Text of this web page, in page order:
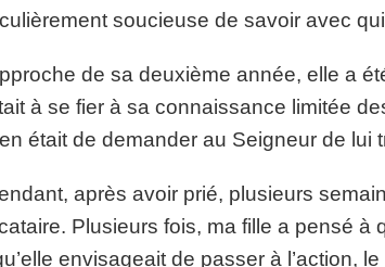
soucieuse de savoir avec
de sa deuxième année, elle a
à se fier à sa connaissance limitée
était de demander au Seigneur de lui
après avoir prié, plusieurs
Plusieurs fois, ma fille a pensé à
envisageait de passer à l’action,